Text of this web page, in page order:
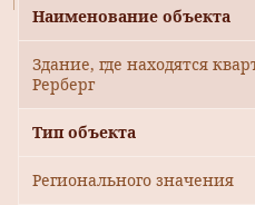
Наименование объекта
Здание, где находятся
Рерберг
Тип объекта
Регионального значения